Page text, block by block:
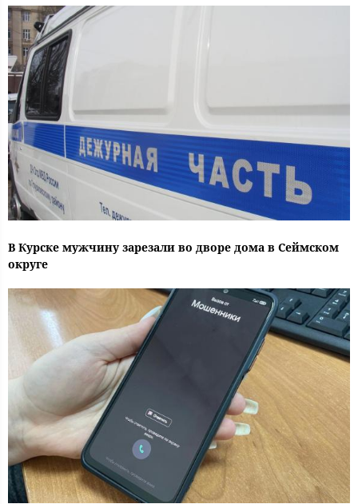
В Курске мужчину зарезали во дворе дома в Сеймском
округе